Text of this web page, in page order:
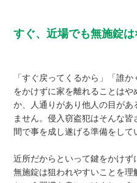
すぐ、近場でも無施錠は
「すぐ戻ってくるから」「誰
をかけずに家を離れることは
か、人通りがあり他人の目があ
ません。侵入窃盗犯はそんな
間で事を成し遂げる準備をして
近所だからといって鍵をかけず
無施錠は狙われやすいことを